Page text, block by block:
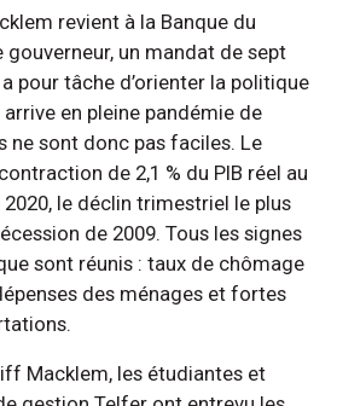
revient à la Banque du
gouverneur, un mandat de sept
pour tâche d’orienter la politique
en pleine pandémie de
ne sont donc pas faciles. Le
de 2,1 % du PIB réel au
le déclin trimestriel le plus
de 2009. Tous les signes
sont réunis : taux de chômage
des ménages et fortes
Macklem, les étudiantes et